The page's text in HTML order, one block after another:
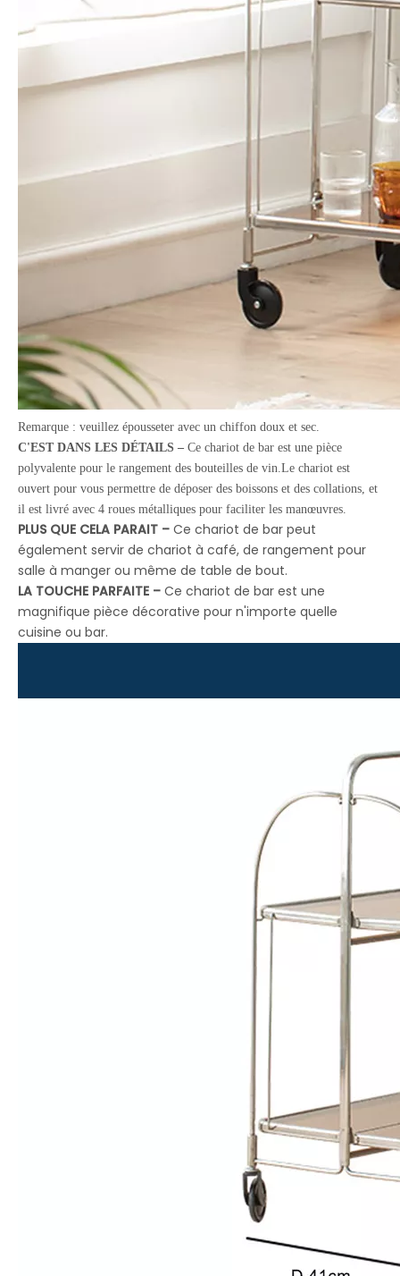
Remarque : veuillez épousseter avec un chiffon doux et sec.
C'EST DANS LES DÉTAILS – Ce chariot de bar est une pièce
polyvalente pour le rangement des bouteilles de vin.Le chariot est
ouvert pour vous permettre de déposer des boissons et des collations, et
il est livré avec 4 roues métalliques pour faciliter les manœuvres.
PLUS QUE CELA PARAIT – Ce chariot de bar peut
également servir de chariot à café, de rangement pour
salle à manger ou même de table de bout.
LA TOUCHE PARFAITE – Ce chariot de bar est une
magnifique pièce décorative pour n'importe quelle
cuisine ou bar.